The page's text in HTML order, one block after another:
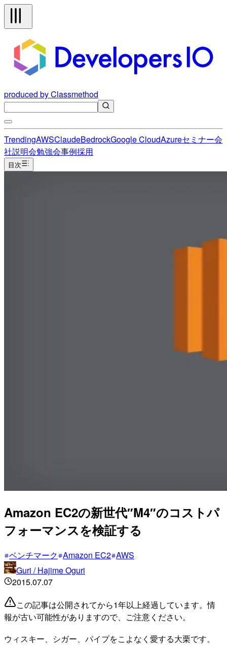
produced by Classmethod
TrendingAWSClaudeBedrockGoogle CloudAzureセミナー会
社説明会勉強会事例採用
目次
Amazon EC2の新世代″M4″のコストパ
フォーマンスを検証する
ベンチマーク Amazon EC2 AWS
Guri / Hajime Oguri
2015.07.07
この記事は公開されてから1年以上経過しています。情
報が古い可能性がありますので、ご注意ください。
ウィスキー、シガー、パイプをこよなく愛する大栗です。